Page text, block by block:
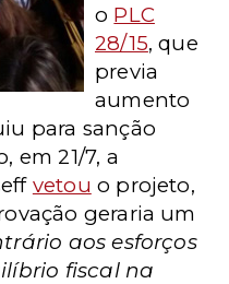
o PLC
28/15, que
previa
aumento
para sanção
em 21/7, a
vetou o projeto,
geraria um
aos esforços
fiscal na